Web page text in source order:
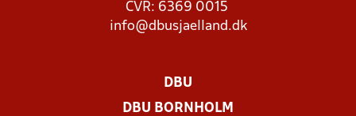
CVR: 6369 0015
info@dbusjaelland.dk
DBU
DBU BORNHOLM